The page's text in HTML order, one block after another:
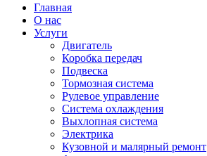
Главная
О нас
Услуги
Двигатель
Коробка передач
Подвеска
Тормозная система
Рулевое управление
Система охлаждения
Выхлопная система
Электрика
Кузовной и малярный ремонт